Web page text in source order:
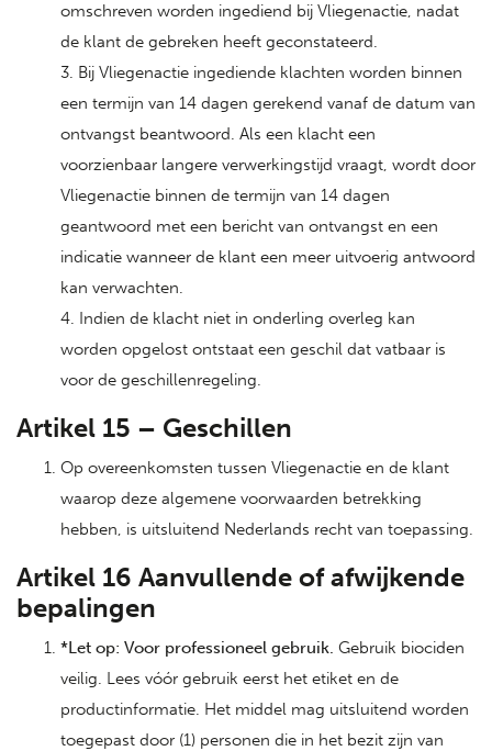
omschreven worden ingediend bij Vliegenactie, nadat
de klant de gebreken heeft geconstateerd.
3. Bij Vliegenactie ingediende klachten worden binnen
een termijn van 14 dagen gerekend vanaf de datum van
ontvangst beantwoord. Als een klacht een
voorzienbaar langere verwerkingstijd vraagt, wordt door
Vliegenactie binnen de termijn van 14 dagen
geantwoord met een bericht van ontvangst en een
indicatie wanneer de klant een meer uitvoerig antwoord
kan verwachten.
4. Indien de klacht niet in onderling overleg kan
worden opgelost ontstaat een geschil dat vatbaar is
voor de geschillenregeling.
Artikel 15 – Geschillen
Op overeenkomsten tussen Vliegenactie en de klant
waarop deze algemene voorwaarden betrekking
hebben, is uitsluitend Nederlands recht van toepassing.
Artikel 16 Aanvullende of afwijkende
bepalingen
*Let op: Voor professioneel gebruik. Gebruik biociden
veilig. Lees vóór gebruik eerst het etiket en de
productinformatie. Het middel mag uitsluitend worden
toegepast door (1) personen die in het bezit zijn van